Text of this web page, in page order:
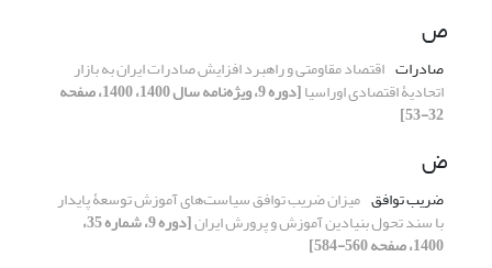
ص
صادرات اقتصاد مقاومتی و راهبرد افزایش صادرات ایران به بازار
اتحادیۀ اقتصادی اوراسیا [دوره 9، ویژه‌نامه سال 1400، 1400، صفحه
32-53]
ض
ضریب توافق میزان ضریب توافق سیاست‌های آموزش توسعۀ پایدار
با سند تحول بنیادین آموزش و پرورش ایران [دوره 9، شماره 35،
1400، صفحه 560-584]